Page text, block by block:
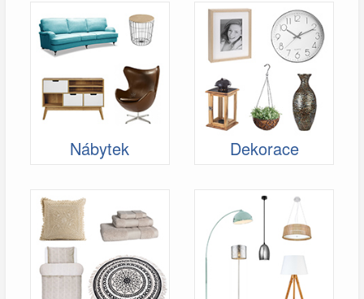
Nábytek Dekorace